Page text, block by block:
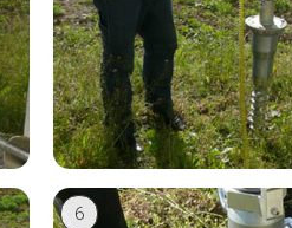
6